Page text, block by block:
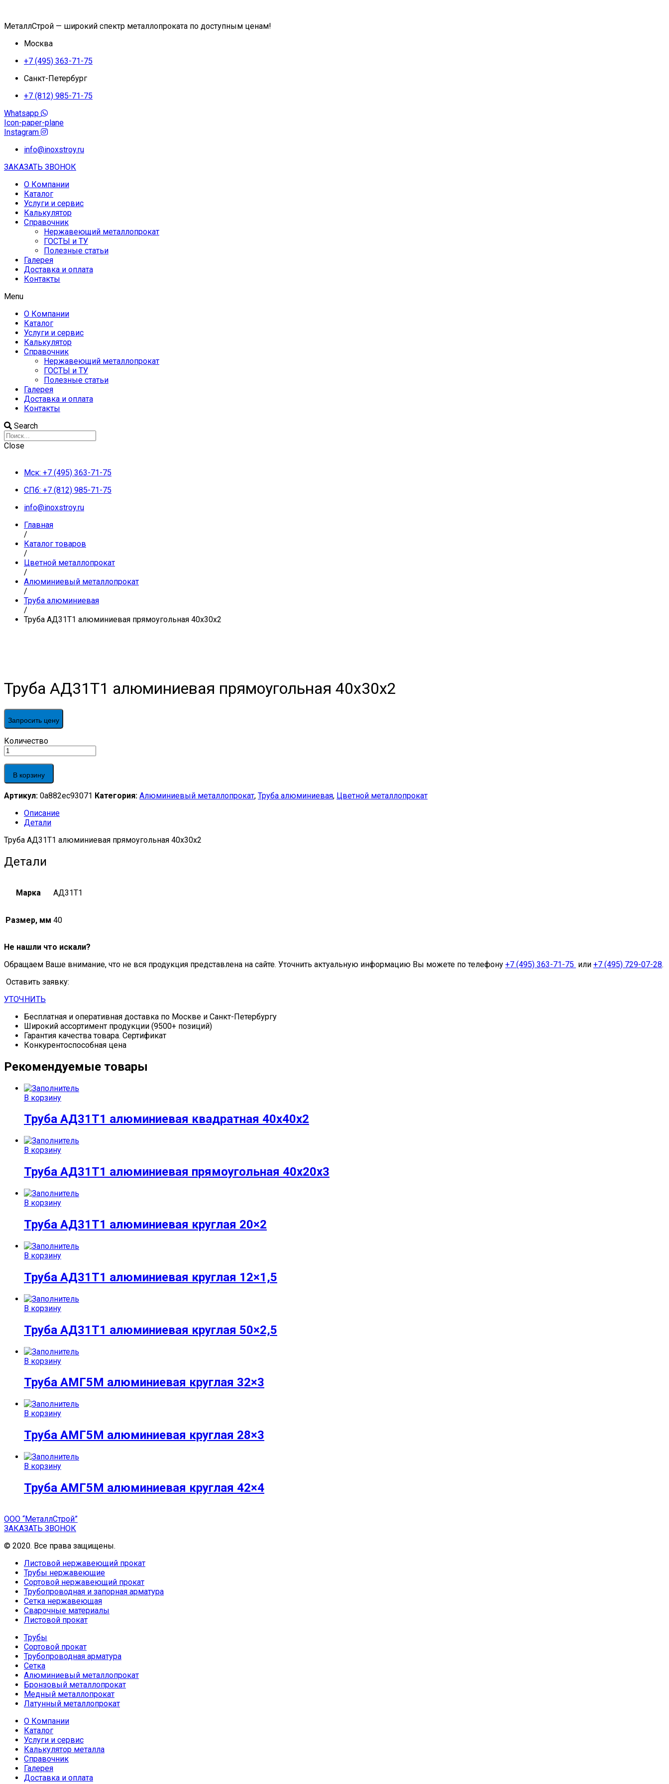
МеталлСтрой — широкий спектр металлопроката по доступным ценам!
Москва
+7 (495) 363-71-75
Санкт-Петербург
+7 (812) 985-71-75
Whatsapp
Icon-paper-plane
Instagram
info@inoxstroy.ru
ЗАКАЗАТЬ ЗВОНОК
О Компании
Каталог
Услуги и сервис
Калькулятор
Справочник
Нержавеющий металлопрокат
ГОСТЫ и ТУ
Полезные статьи
Галерея
Доставка и оплата
Контакты
Menu
О Компании
Каталог
Услуги и сервис
Калькулятор
Справочник
Нержавеющий металлопрокат
ГОСТЫ и ТУ
Полезные статьи
Галерея
Доставка и оплата
Контакты
Search
Close
Мск: +7 (495) 363-71-75
СПб: +7 (812) 985-71-75
info@inoxstroy.ru
Главная
/
Каталог товаров
/
Цветной металлопрокат
/
Алюминиевый металлопрокат
/
Труба алюминиевая
/
Труба АД31Т1 алюминиевая прямоугольная 40x30x2
Труба АД31Т1 алюминиевая прямоугольная 40x30x2
Запросить цену
Труба
АД31Т1
алюминиевая
прямоугольная
40x30x2
Количество
В корзину
Артикул: 0a882ec93071 Категория: Алюминиевый металлопрокат, Труба алюминиевая, Цветной металлопрокат
Описание
Детали
Труба АД31Т1 алюминиевая прямоугольная 40x30x2
Детали
Марка АД31Т1
Размер, мм 40
Не нашли что искали?
Обращаем Ваше внимание, что не вся продукция представлена на сайте. Уточнить актуальную информацию Вы можете по телефону +7 (495) 363-71-75 или +7 (495) 729-07-28.
Оставить заявку:
УТОЧНИТЬ
Бесплатная и оперативная доставка по Москве и Санкт-Петербургу
Широкий ассортимент продукции (9500+ позиций)
Гарантия качества товара. Сертификат
Конкурентоспособная цена
Рекомендуемые товары
В корзину
Труба АД31Т1 алюминиевая квадратная 40x40x2
В корзину
Труба АД31Т1 алюминиевая прямоугольная 40x20x3
В корзину
Труба АД31Т1 алюминиевая круглая 20×2
В корзину
Труба АД31Т1 алюминиевая круглая 12×1,5
В корзину
Труба АД31Т1 алюминиевая круглая 50×2,5
В корзину
Труба АМГ5М алюминиевая круглая 32×3
В корзину
Труба АМГ5М алюминиевая круглая 28×3
В корзину
Труба АМГ5М алюминиевая круглая 42×4
ООО “МеталлСтрой”
ЗАКАЗАТЬ ЗВОНОК
© 2020. Все права защищены.
Листовой нержавеющий прокат
Трубы нержавеющие
Сортовой нержавеющий прокат
Трубопроводная и запорная арматура
Сетка нержавеющая
Сварочные материалы
Листовой прокат
Трубы
Сортовой прокат
Трубопроводная арматура
Сетка
Алюминиевый металлопрокат
Бронзовый металлопрокат
Медный металлопрокат
Латунный металлопрокат
О Компании
Каталог
Услуги и сервис
Калькулятор металла
Справочник
Галерея
Доставка и оплата